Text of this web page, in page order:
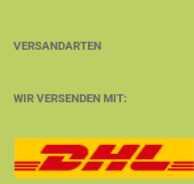
VERSANDARTEN
WIR VERSENDEN MIT: